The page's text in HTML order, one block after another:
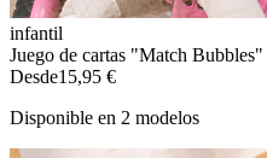
infantil
Juego de cartas "Match Bubbles"
Desde15,95 €
Disponible en 2 modelos